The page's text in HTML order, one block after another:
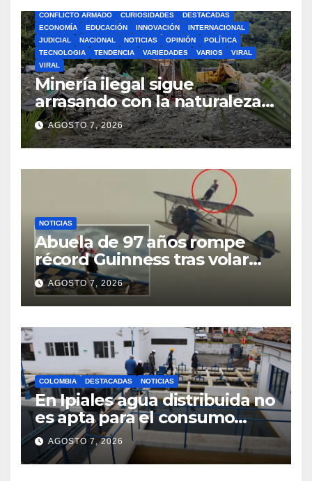
CONFLICTO ARMADO
CURIOSIDADES
DESTACADAS
ECONOMÍA
EDUCACIÓN INNOVACIÓN
INTERNACIONAL
JUDICIAL
NACIONAL NOTICIAS OPINIÓN
POLÍTICA
TECNOLOGIA
TENDENCIA VARIEDADES VARIOS
VIRAL
VIRAL
Minería ilegal sigue
arrasando con la naturaleza
en el departamento de
Nariño
AGOSTO 7, 2026
NOTICIAS
Abuela de 97 años rompe
récord Guinness tras volar
atada a las alas de una
avioneta
AGOSTO 7, 2026
COLOMBIA DESTACADAS NOTICIAS
En Ipiales agua distribuida no
es apta para el consumo
humano
AGOSTO 7, 2026